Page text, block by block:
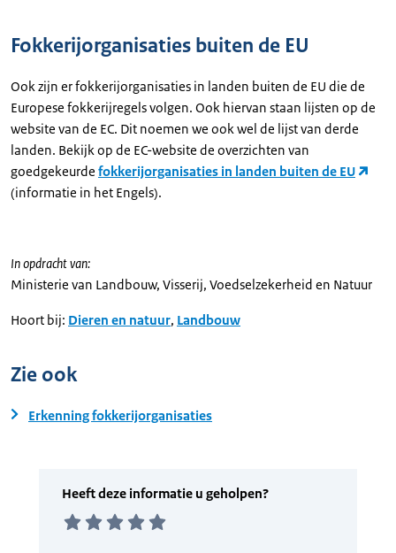
Fokkerijorganisaties buiten de EU
Ook zijn er fokkerijorganisaties in landen buiten de EU die de
Europese fokkerijregels volgen. Ook hiervan staan lijsten op de
website van de EC. Dit noemen we ook wel de lijst van derde
landen. Bekijk op de EC-website de overzichten van
goedgekeurde fokkerijorganisaties in landen buiten de EU
(informatie in het Engels).
In opdracht van:
Ministerie van Landbouw, Visserij, Voedselzekerheid en Natuur
Hoort bij: Dieren en natuur, Landbouw
Zie ook
Erkenning fokkerijorganisaties